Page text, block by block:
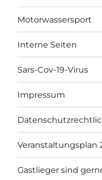
Motorwassersport
Interne Seiten
Sars-Cov-19-Virus
Impressum
Veranstaltungsplan
Gastlieger sind